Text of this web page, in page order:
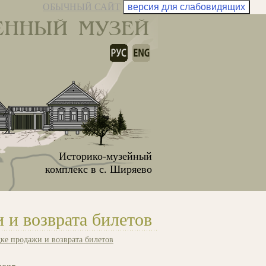
ОБЫЧНЫЙ САЙТ версия для слабовидящих
МУЗЕЙ
Историко-музейный
комплекс в с. Ширяево
возврата билетов
продажи и возврата билетов